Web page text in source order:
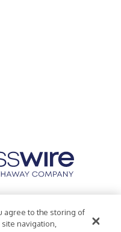
Statement
agree to the storing of
navigation,